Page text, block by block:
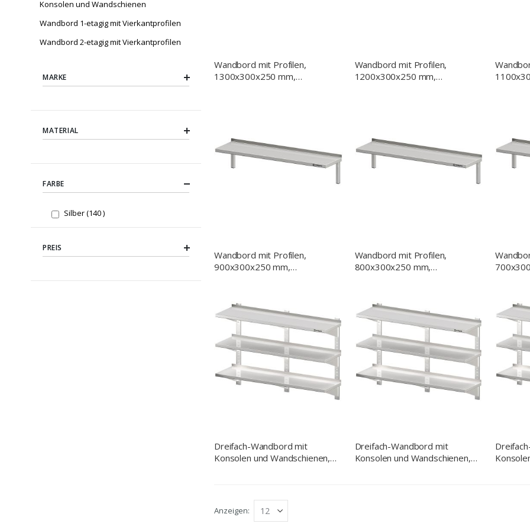
Wandbord mit Profilen,
1300x300x250 mm,
Wandbord mit Profilen,
1200x300x250 mm,
Wandbord mit Profilen,
900x300x250 mm,
Wandbord mit Profilen,
800x300x250 mm,
Dreifach-Wandbord mit
Konsolen und Wandschienen,
Dreifach-Wandbord mit
Konsolen und Wandschienen,
Anzeigen
Konsolen und Wandschienen
Wandbord 1-etagig mit Vierkantprofilen
Wandbord 2-etagig mit Vierkantprofilen
MARKE
MATERIAL
FARBE
Silber 140items
PREIS